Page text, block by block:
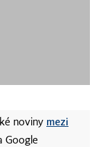
noviny mezi
Google